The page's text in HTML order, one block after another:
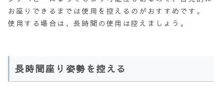
お座りできるまでは使用を控えるのがおすすめです。
使用する場合は、長時間の使用は控えましょう。
長時間座り姿勢を控える